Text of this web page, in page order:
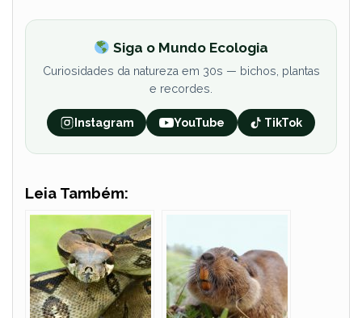
Siga o Mundo Ecologia
Curiosidades da natureza em 30s — bichos, plantas
e recordes.
Instagram YouTube TikTok
Leia Também: